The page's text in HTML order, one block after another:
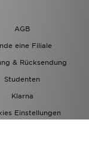
AGB
eine Filiale
& Rücksendung
Studenten
Klarna
Einstellungen